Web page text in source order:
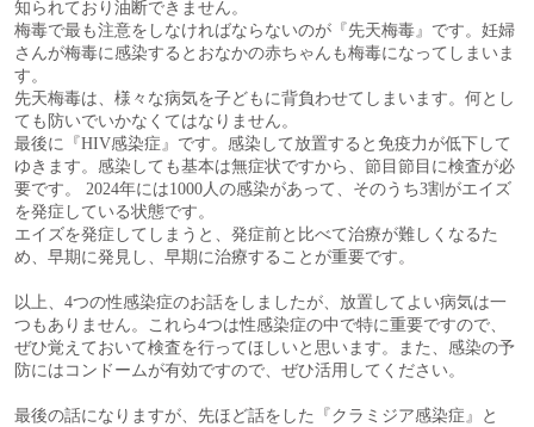
知られており油断できません。
梅毒で最も注意をしなければならないのが『先天梅毒』です。妊婦
さんが梅毒に感染するとおなかの赤ちゃんも梅毒になってしまいま
す。
先天梅毒は、様々な病気を子どもに背負わせてしまいます。何とし
ても防いでいかなくてはなりません。
最後に『HIV感染症』です。感染して放置すると免疫力が低下して
ゆきます。感染しても基本は無症状ですから、節目節目に検査が必
要です。 2024年には1000人の感染があって、そのうち3割がエイズ
を発症している状態です。
エイズを発症してしまうと、発症前と比べて治療が難しくなるた
め、早期に発見し、早期に治療することが重要です。
以上、4つの性感染症のお話をしましたが、放置してよい病気は一
つもありません。これら4つは性感染症の中で特に重要ですので、
ぜひ覚えておいて検査を行ってほしいと思います。また、感染の予
防にはコンドームが有効ですので、ぜひ活用してください。
最後の話になりますが、先ほど話をした『クラミジア感染症』と